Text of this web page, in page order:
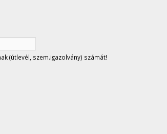
(útlevél, szem.igazolvány) számát!